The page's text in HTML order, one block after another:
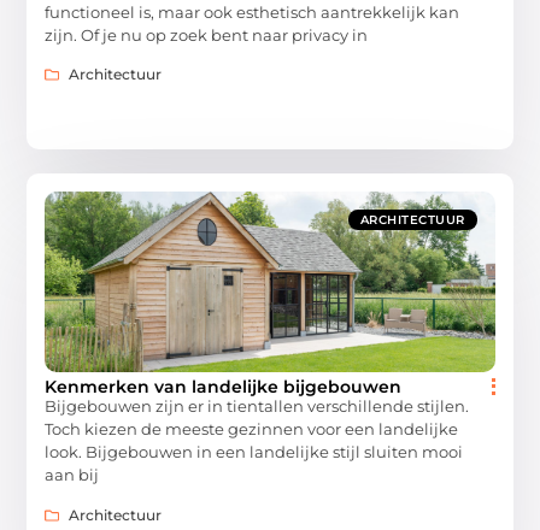
functioneel is, maar ook esthetisch aantrekkelijk kan
zijn. Of je nu op zoek bent naar privacy in
Architectuur
ARCHITECTUUR
Kenmerken van landelijke bijgebouwen
Bijgebouwen zijn er in tientallen verschillende stijlen.
Toch kiezen de meeste gezinnen voor een landelijke
look. Bijgebouwen in een landelijke stijl sluiten mooi
aan bij
Architectuur